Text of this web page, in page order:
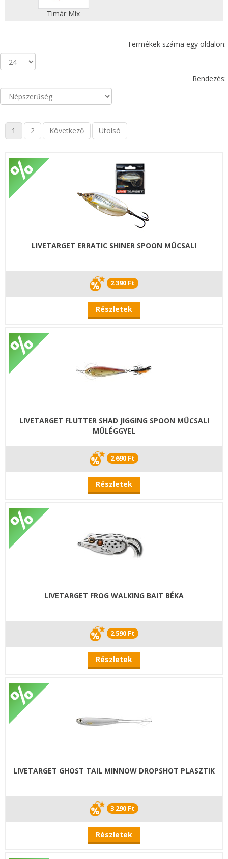
Timár Mix
Termékek száma egy oldalon:
Rendezés:
1 2 Következő Utolsó
LIVETARGET ERRATIC SHINER SPOON MŰCSALI
2 390 Ft
Részletek
LIVETARGET FLUTTER SHAD JIGGING SPOON MŰCSALI
MŰLÉGGYEL
2 690 Ft
Részletek
LIVETARGET FROG WALKING BAIT BÉKA
2 590 Ft
Részletek
LIVETARGET GHOST TAIL MINNOW DROPSHOT PLASZTIK
3 290 Ft
Részletek